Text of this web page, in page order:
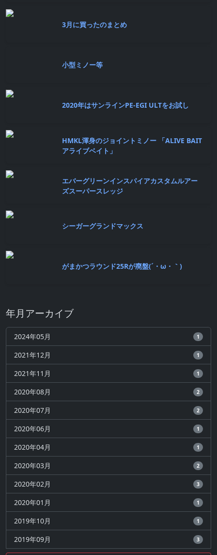
3月に買ったのまとめ
小型ミノー等
2020年はサンラインPE-EGI ULTをお試し
HMKL渾身のジョイントミノー 「ALIVE BAIT
アライブベイト」
エバーグリーンインスパイアカスタムルアー
ズスーパースレッジ
シーガーグランドマックス
がまかつラウンド25Rが廃盤(´・ω・｀)
年月アーカイブ
2024年05月 1
2021年12月 1
2021年11月 1
2020年08月 2
2020年07月 2
2020年06月 1
2020年04月 1
2020年03月 2
2020年02月 3
2020年01月 1
2019年10月 1
2019年09月 3